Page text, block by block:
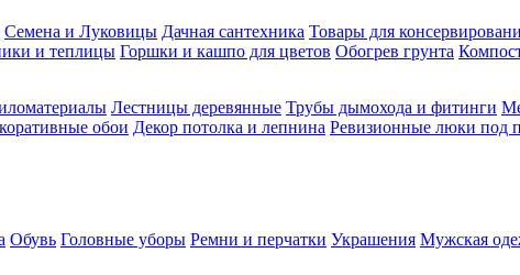
Семена и Луковицы Дачная сантехника Товары для
и теплицы Горшки и кашпо для цветов Обогрев грунта
Лестницы деревянные Трубы дымохода и фитинги
обои Декор потолка и лепнина Ревизионные люки под
Обувь Головные уборы Ремни и перчатки Украшения Мужская